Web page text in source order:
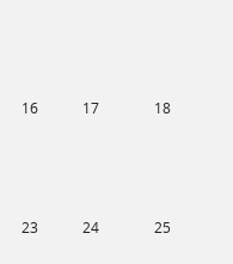
16 17 18
23 24 25